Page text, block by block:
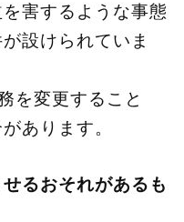
害するような事態
設けられていま
を変更すること
あります。
るおそれがあるも